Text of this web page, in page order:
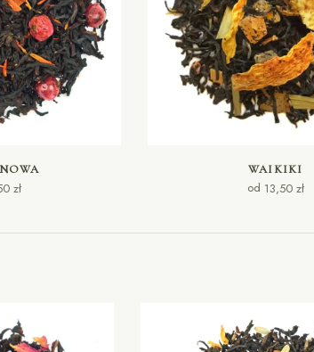
zł
WYBIERZ OPCJE
WAIKIKI
od 13,50 zł